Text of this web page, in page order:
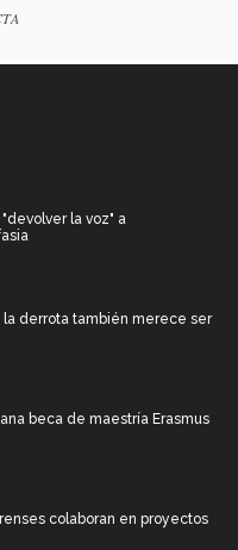
la voz" a
derrota también merece ser
beca de maestría Erasmus
colaboran en proyectos